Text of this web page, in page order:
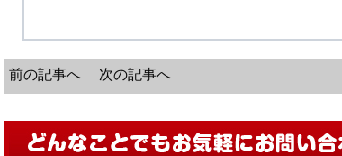
前の記事へ 次の記事へ